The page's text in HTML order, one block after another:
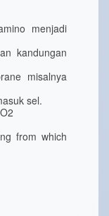
menjadi
kandungan
misalnya
sel.
from which